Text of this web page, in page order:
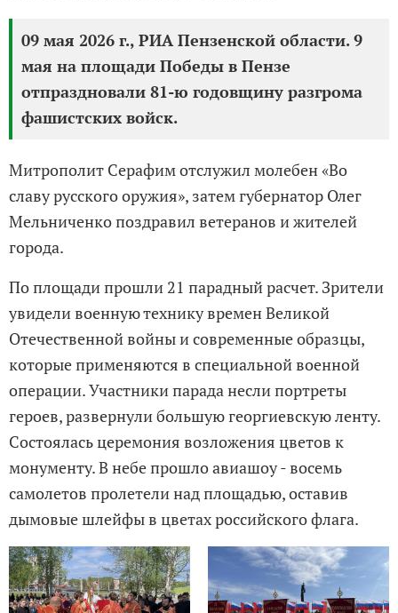
09 мая 2026 г., РИА Пензенской области. 9
мая на площади Победы в Пензе
отпраздновали 81-ю годовщину разгрома
фашистских войск.
Митрополит Серафим отслужил молебен «Во
славу русского оружия», затем губернатор Олег
Мельниченко поздравил ветеранов и жителей
города.
По площади прошли 21 парадный расчет. Зрители
увидели военную технику времен Великой
Отечественной войны и современные образцы,
которые применяются в специальной военной
операции. Участники парада несли портреты
героев, развернули большую георгиевскую ленту.
Состоялась церемония возложения цветов к
монументу. В небе прошло авиашоу - восемь
самолетов пролетели над площадью, оставив
дымовые шлейфы в цветах российского флага.